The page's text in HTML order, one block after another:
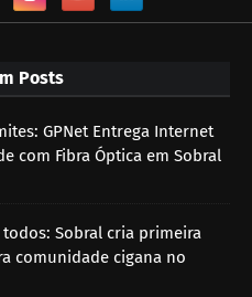
Posts
GPNet Entrega Internet
com Fibra Óptica em Sobral
todos: Sobral cria primeira
comunidade cigana no